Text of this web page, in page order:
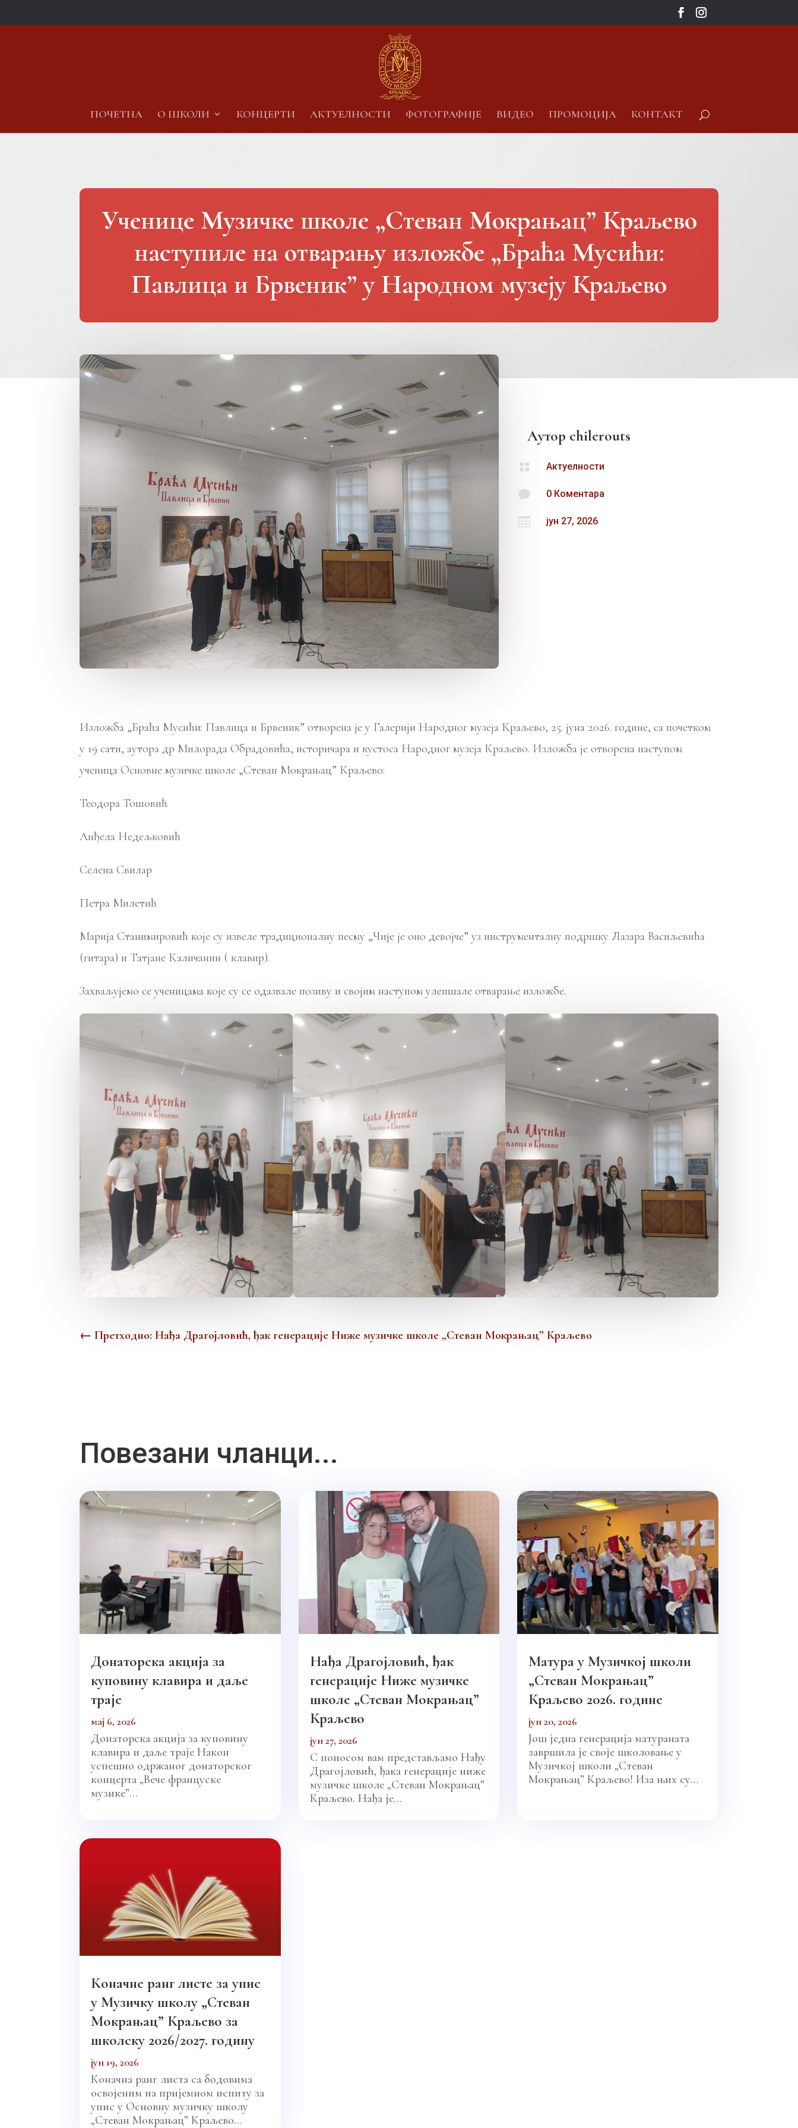
ПОЧЕТНА О ШКОЛИ КОНЦЕРТИ АКТУЕЛНОСТИ ФОТОГРАФИЈЕ ВИДЕО ПРОМОЦИЈА КОНТАКТ
Ученице Музичке школе „Стеван Мокрањац” Краљево
наступиле на отварању изложбе „Браћа Мусићи:
Павлица и Брвеник” у Народном музеју Краљево
Аутор chilerouts
 Актуелности
 0 Коментара
 јун 27, 2026
Изложба „Браћа Мусићи: Павлица и Брвеник” отворена је у Галерији Народног музеја Краљево, 25. јуна 2026. године, са почетком
у 19 сати, аутора др Милорада Обрадовића, историчара и кустоса Народног музеја Краљево. Изложба је отворена наступом
ученица Основне музичке школе „Стеван Мокрањац” Краљево:
Теодора Тошовић
Анђела Недељковић
Селена Свилар
Петра Милетић
Марија Станимировић које су извеле традиционалну песму „Чије је оно девојче” уз инструменталну подршку Лазара Васиљевића
(гитара) и Татјане Каличанин ( клавир).
Захваљујемо се ученицама које су се одазвале позиву и својим наступом улепшале отварање изложбе.
←Претходно: Нађа Драгојловић, ђак генерације Ниже музичке школе „Стеван Мокрањац” Краљево
Повезани чланци...
Донаторска акција за
куповину клавира и даље
траје
мај 6, 2026
Донаторска акција за куповину
клавира и даље траје Након
успешно одржаног донаторског
концерта „Вече француске
музике”...
Нађа Драгојловић, ђак
генерације Ниже музичке
школе „Стеван Мокрањац”
Краљево
јун 27, 2026
С поносом вам представљамо Нађу
Драгојловић, ђака генерације ниже
музичке школе „Стеван Мокрањац”
Краљево. Нађа је...
Матура у Музичкој школи
„Стеван Мокрањац”
Краљево 2026. године
јун 20, 2026
Још једна генерација матураната
завршила је своје школовање у
Музичкој школи „Стеван
Мокрањац” Краљево! Иза њих су...
Коначне ранг листе за упис
у Музичку школу „Стеван
Мокрањац” Краљево за
школску 2026/2027. годину
јун 19, 2026
Коначна ранг листа са бодовима
освојеним на пријемном испиту за
упис у Основну музичку школу
„Стеван Мокрањац” Краљево...